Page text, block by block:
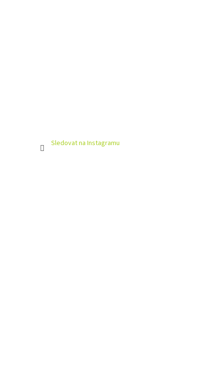
Sledovat na Instagramu